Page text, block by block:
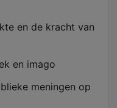
en de kracht van
en imago
meningen op